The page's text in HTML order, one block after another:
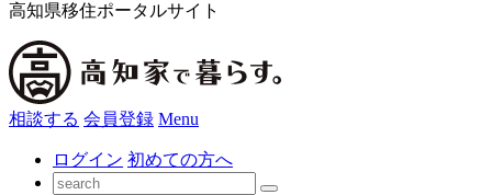
高知県移住ポータルサイト
相談する 会員登録 Menu
ログイン 初めての方へ